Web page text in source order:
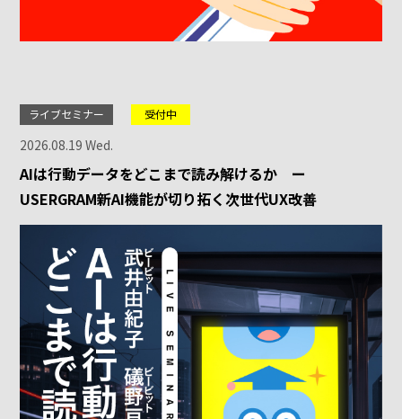
ライブセミナー 受付中
2026.08.19 Wed.
AIは行動データをどこまで読み解けるか ー
USERGRAM新AI機能が切り拓く次世代UX改善